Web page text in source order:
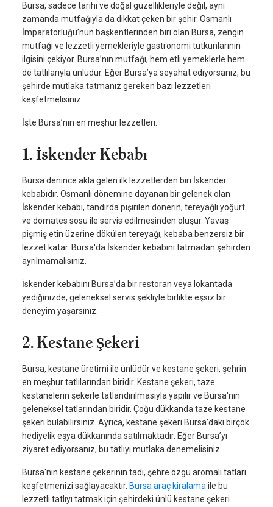
Bursa, sadece tarihi ve doğal güzellikleriyle değil, aynı
zamanda mutfağıyla da dikkat çeken bir şehir. Osmanlı
İmparatorluğu’nun başkentlerinden biri olan Bursa, zengin
mutfağı ve lezzetli yemekleriyle gastronomi tutkunlarının
ilgisini çekiyor. Bursa’nın mutfağı, hem etli yemeklerle hem
de tatlılarıyla ünlüdür. Eğer Bursa’ya seyahat ediyorsanız, bu
şehirde mutlaka tatmanız gereken bazı lezzetleri
keşfetmelisiniz.
İşte Bursa’nın en meşhur lezzetleri:
1. İskender Kebabı
Bursa denince akla gelen ilk lezzetlerden biri İskender
kebabıdır. Osmanlı dönemine dayanan bir gelenek olan
İskender kebabı, tandırda pişirilen dönerin, tereyağlı yoğurt
ve domates sosu ile servis edilmesinden oluşur. Yavaş
pişmiş etin üzerine dökülen tereyağı, kebaba benzersiz bir
lezzet katar. Bursa'da İskender kebabını tatmadan şehirden
ayrılmamalısınız.
İskender kebabını Bursa’da bir restoran veya lokantada
yediğinizde, geleneksel servis şekliyle birlikte eşsiz bir
deneyim yaşarsınız.
2. Kestane Şekeri
Bursa, kestane üretimi ile ünlüdür ve kestane şekeri, şehrin
en meşhur tatlılarından biridir. Kestane şekeri, taze
kestanelerin şekerle tatlandırılmasıyla yapılır ve Bursa'nın
geleneksel tatlarından biridir. Çoğu dükkanda taze kestane
şekeri bulabilirsiniz. Ayrıca, kestane şekeri Bursa’daki birçok
hediyelik eşya dükkanında satılmaktadır. Eğer Bursa’yı
ziyaret ediyorsanız, bu tatlıyı mutlaka denemelisiniz.
Bursa'nın kestane şekerinin tadı, şehre özgü aromalı tatları
keşfetmenizi sağlayacaktır. Bursa araç kiralama ile bu
lezzetli tatlıyı tatmak için şehirdeki ünlü kestane şekeri